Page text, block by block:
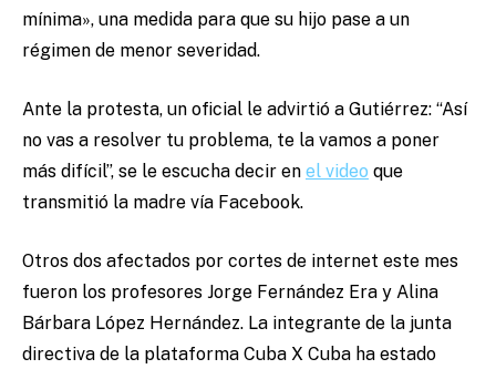
mínima», una medida para que su hijo pase a un
régimen de menor severidad.
Ante la protesta, un oficial le advirtió a Gutiérrez: “Así
no vas a resolver tu problema, te la vamos a poner
más difícil”, se le escucha decir en el video que
transmitió la madre vía Facebook.
Otros dos afectados por cortes de internet este mes
fueron los profesores Jorge Fernández Era y Alina
Bárbara López Hernández. La integrante de la junta
directiva de la plataforma Cuba X Cuba ha estado